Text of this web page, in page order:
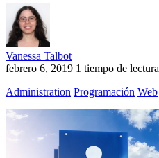
Vanessa Talbot
febrero 6, 2019 1 tiempo de lectura
Administration Programación Web